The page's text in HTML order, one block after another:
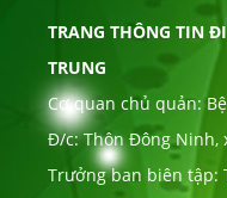
TRANG THÔNG TIN
TRUNG
Cơ quan chủ quản:
Đ/c: Thôn Đông Ninh,
Trưởng ban biên tập: